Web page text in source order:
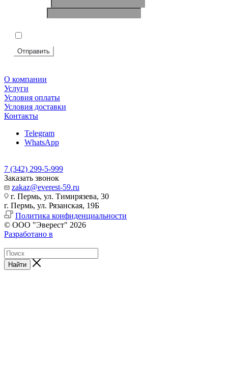
Отправить
О компании
Услуги
Условия оплаты
Условия доставки
Контакты
Telegram
WhatsApp
7 (342) 299-5-999
Заказать звонок
zakaz@everest-59.ru
г. Пермь, ул. Тимирязева, 30
г. Пермь, ул. Рязанская, 19Б
Политика конфиденциальности
© ООО "Эверест" 2026
Разработано в
Найти